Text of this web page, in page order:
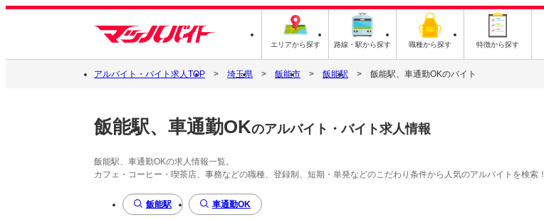
エリアから探す 路線・駅から探す 職種から探す 特徴から探す
アルバイト・バイト求人TOP 埼玉県 飯能市 飯能駅 飯能駅、車通勤OKのバイト
飯能駅、車通勤OKのアルバイト・バイト求人情報
飯能駅、車通勤OKの求人情報一覧。
カフェ・コーヒー・喫茶店、事務などの職種、登録制、短期・単発などのこだわり条件から人気のアルバイトを検索！
飯能駅 車通勤OK